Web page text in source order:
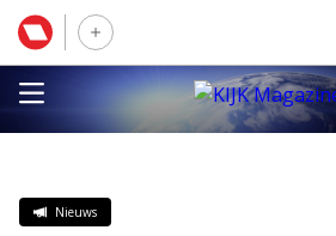
Nieuws